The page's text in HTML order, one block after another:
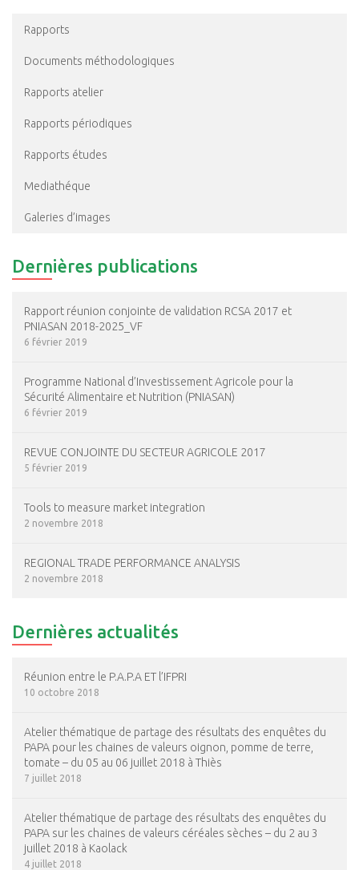
Rapports
Documents méthodologiques
Rapports atelier
Rapports périodiques
Rapports études
Mediathéque
Galeries d’images
Dernières publications
Rapport réunion conjointe de validation RCSA 2017 et
PNIASAN 2018-2025_VF
6 février 2019
Programme National d’Investissement Agricole pour la
Sécurité Alimentaire et Nutrition (PNIASAN)
6 février 2019
REVUE CONJOINTE DU SECTEUR AGRICOLE 2017
5 février 2019
Tools to measure market integration
2 novembre 2018
REGIONAL TRADE PERFORMANCE ANALYSIS
2 novembre 2018
Dernières actualités
Réunion entre le P.A.P.A ET l’IFPRI
10 octobre 2018
Atelier thématique de partage des résultats des enquêtes du
PAPA pour les chaines de valeurs oignon, pomme de terre,
tomate – du 05 au 06 juillet 2018 à Thiès
7 juillet 2018
Atelier thématique de partage des résultats des enquêtes du
PAPA sur les chaines de valeurs céréales sèches – du 2 au 3
juillet 2018 à Kaolack
4 juillet 2018